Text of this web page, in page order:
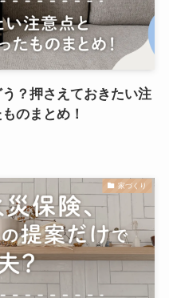
？押さえておきたい注
のまとめ！
家づくり